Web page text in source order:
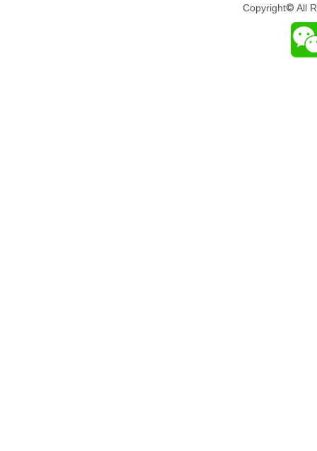
Copyright© All